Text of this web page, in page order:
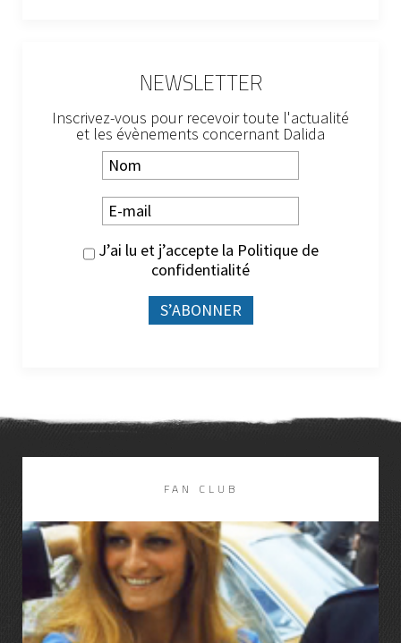
NEWSLETTER
Inscrivez-vous pour recevoir toute l'actualité
et les évènements concernant Dalida
J’ai lu et j’accepte la Politique de
confidentialité
FAN CLUB